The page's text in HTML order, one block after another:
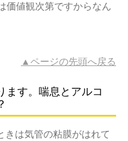
価値観次第ですからなん
▲ページの先頭へ戻る
ます。喘息とアルコ
きは気管の粘膜がはれて